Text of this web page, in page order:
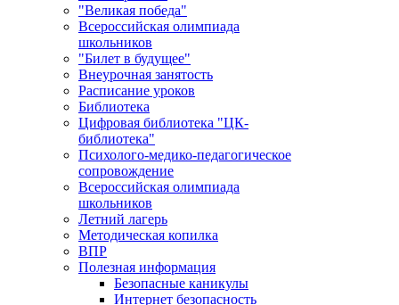
"Великая победа"
Всероссийская олимпиада
школьников
"Билет в будущее"
Внеурочная занятость
Расписание уроков
Библиотека
Цифровая библиотека "ЦК-
библиотека"
Психолого-медико-педагогическое
сопровождение
Всероссийская олимпиада
школьников
Летний лагерь
Методическая копилка
ВПР
Полезная информация
Безопасные каникулы
Интернет безопасность